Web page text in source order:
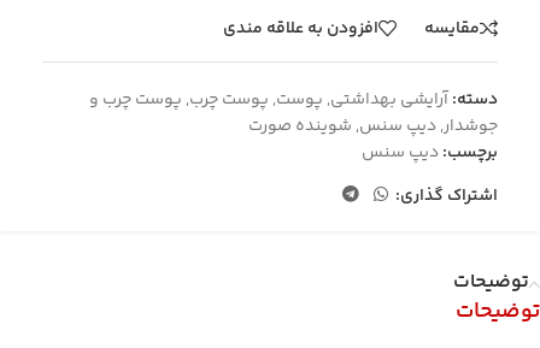
مقایسه
افزودن به علاقه مندی
دسته:آرایشی بهداشتی, پوست, پوست چرب, پوست چرب و
جوشدار,دیپ سنس, شوینده صورت
برچسب:دیپ سنس
اشتراک گذاری:
توضیحات
توضیحات